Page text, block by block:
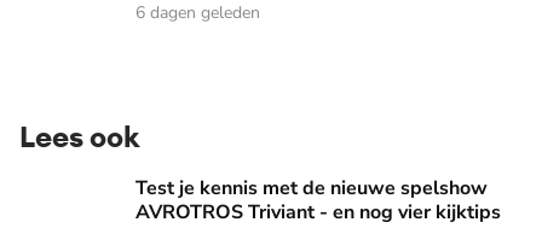
6 dagen geleden
Lees ook
Test je kennis met de nieuwe spelshow AVROTROS
Test je kennis met de nieuwe spelshow
AVROTROS Triviant - en nog vier kijktips